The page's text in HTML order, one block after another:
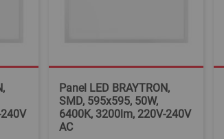
Panel LED BRAYTRON,
SMD, 595x595, 50W,
6400K, 3200lm, 220V-240V
AC